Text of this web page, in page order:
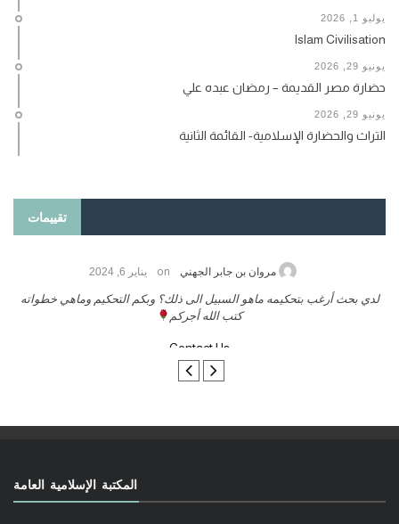
يوليو 1, 2026
Islam Civilisation
يونيو 29, 2026
حضارة مصر القديمة – رمضان عبده علي
يونيو 29, 2026
التراث والحضارة الإسلامية- القائمة الثانية
تقييمات
حامد الزريقي on يناير 25, 2026
السلام عليكم ورحمة الله وبركاتة أرغب بنشر كتابي معكم
المكتبة الإسلامية العامة